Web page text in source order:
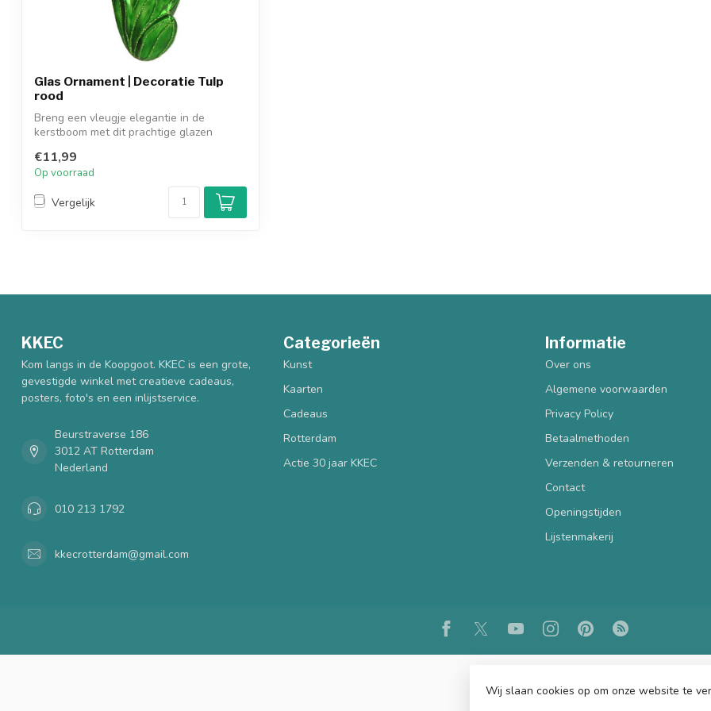
Glas Ornament | Decoratie Tulp
rood
Breng een vleugje elegantie in de
kerstboom met dit prachtige glazen
€11,99
Op voorraad
Vergelijk
KKEC
Kom langs in de Koopgoot. KKEC is een grote,
gevestigde winkel met creatieve cadeaus,
posters, foto's en een inlijstservice.
Beurstraverse 186
3012 AT Rotterdam
Nederland
010 213 1792
kkecrotterdam@gmail.com
Categorieën
Kunst
Kaarten
Cadeaus
Rotterdam
Actie 30 jaar KKEC
Informatie
Over ons
Algemene voorwaarden
Privacy Policy
Betaalmethoden
Verzenden & retourneren
Contact
Openingstijden
Lijstenmakerij
© Copyright 2026 KKEC
Wij slaan cookies op om onze website te